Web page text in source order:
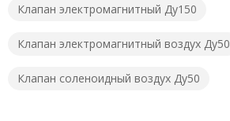
Клапан электромагнитный Ду150
Клапан электромагнитный воздух Ду50
Клапан соленоидный воздух Ду50